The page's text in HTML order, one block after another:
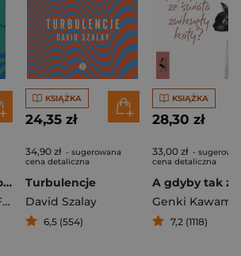
Klimat to my Ratowanie planety zaczyna się przy śniadaniu
Jonathan Safran-Foer
KSIĄŻKA
24,35 zł
34,90 zł - sugerowana
cena detaliczna
Turbulencje
David Szalay
6,5 (554)
KSIĄŻKA
28,30 zł
33,00 zł -
cena detaliczna
Genki
7,2 (1118)